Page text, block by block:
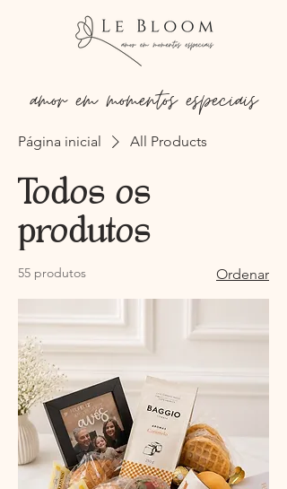
amor em momentos especiais
Página inicial All Products
Todos os
produtos
55 produtos Ordenar